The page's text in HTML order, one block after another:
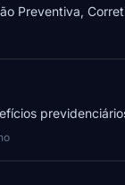
Preventiva,